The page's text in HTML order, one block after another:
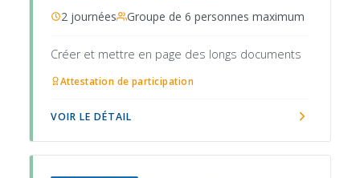
2 journées Groupe de 6 personnes maximum
Créer et mettre en page des longs documents
Attestation de participation
VOIR LE DÉTAIL